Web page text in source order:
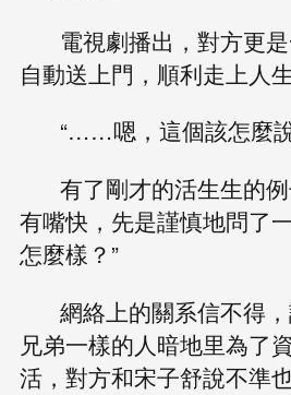
電視劇播出，對方更
自動送上門，順利走上人生
“……嗯，這個該怎麼
有了剛才的活生生的
有嘴快，先是謹慎地問了
怎麼樣？”
網絡上的關系信不得
兄弟一樣的人暗地里為了
活，對方和宋子舒說不準也